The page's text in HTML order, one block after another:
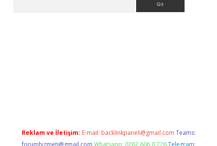
Reklam ve İletişim: E-mail: backlinkpaneli@gmail.com Teams:
forumhizmeti@gmail.com Whatsapp: 0262 606 0 726 Telegram: